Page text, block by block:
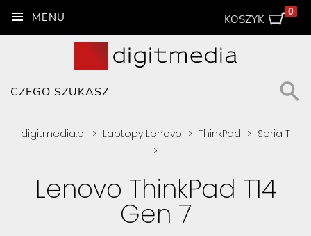
KOSZYK
0
digitmedia.pl > Laptopy Lenovo > ThinkPad > Seria T
>
Lenovo ThinkPad T14
Gen 7